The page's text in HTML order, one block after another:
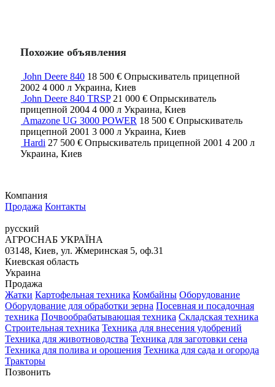
Похожие объявления
John Deere 840 18 500 € Опрыскиватель прицепной
2002 4 000 л Украина, Киев
John Deere 840 TRSP 21 000 € Опрыскиватель
прицепной 2004 4 000 л Украина, Киев
Amazone UG 3000 POWER 18 500 € Опрыскиватель
прицепной 2001 3 000 л Украина, Киев
Hardi 27 500 € Опрыскиватель прицепной 2001 4 200 л
Украина, Киев
Компания
Продажа Контакты
русский
АГРОСНАБ УКРАЇНА
03148, Киев, ул. Жмеринская 5, оф.31
Киевская область
Украина
Продажа
Жатки Картофельная техника Комбайны Оборудование
Оборудование для обработки зерна Посевная и посадочная
техника Почвообрабатывающая техника Складская техника
Строительная техника Техника для внесения удобрений
Техника для животноводства Техника для заготовки сена
Техника для полива и орошения Техника для сада и огорода
Тракторы
Позвонить